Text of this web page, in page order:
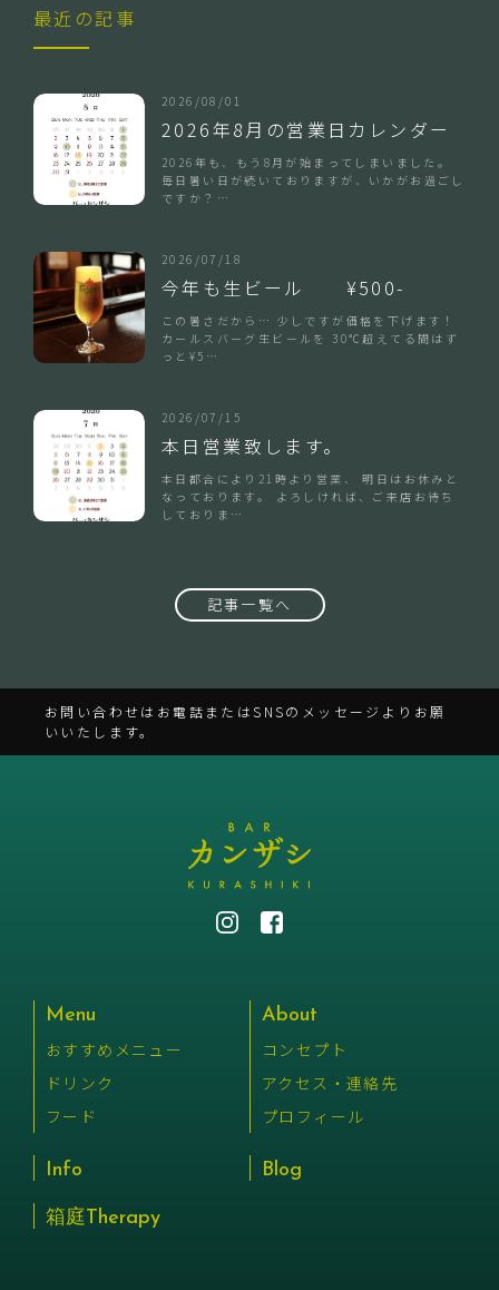
最近の記事
2026/08/01
2026年8月の営業日カレンダー
2026年も、もう8月が始まってしまいました。
毎日暑い日が続いておりますが、いかがお過ごし
ですか？…
2026/07/18
今年も生ビール ¥500-
この暑さだから… 少しですが価格を下げます！
カールスバーグ生ビールを 30℃超えてる間はず
っと¥5…
2026/07/15
本日営業致します。
本日都合により21時より営業、 明日はお休みと
なっております。 よろしければ、ご来店お待ち
しておりま…
記事一覧へ
お問い合わせはお電話またはSNSのメッセージよりお願
いいたします。
Menu
おすすめメニュー
ドリンク
フード
About
コンセプト
アクセス・連絡先
プロフィール
Info Blog
箱庭Therapy